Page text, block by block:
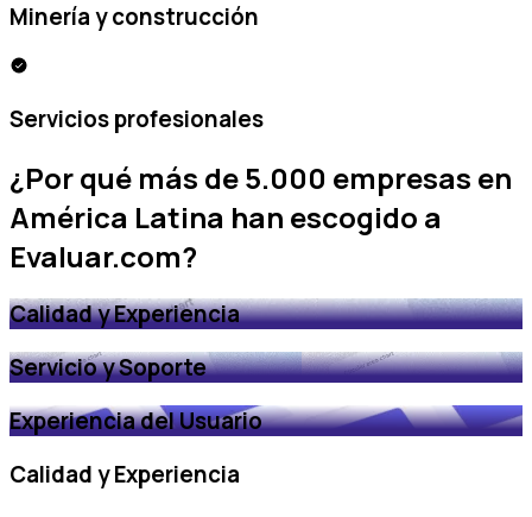
Minería y construcción
Servicios profesionales
¿Por qué más de5.000 empresas en
América Latina han escogido a
Evaluar.com?
Calidad y Experiencia
Servicio y Soporte
Experiencia del Usuario
Calidad y Experiencia